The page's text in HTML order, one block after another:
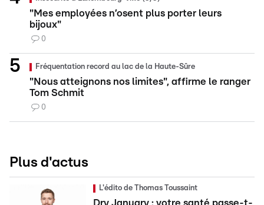
"Mes employées n’osent plus porter leurs
bijoux"
0
Fréquentation record au lac de la Haute-Sûre
"Nous atteignons nos limites", affirme le ranger
Tom Schmit
0
Plus d'actus
L'édito de Thomas Toussaint
Dry January : votre santé passe-t-